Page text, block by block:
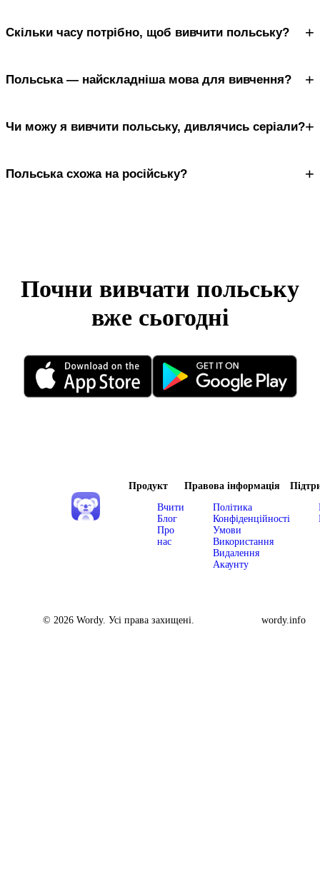
Скільки часу потрібно, щоб вивчити польську? +
Польська — найскладніша мова для вивчення? +
Чи можу я вивчити польську, дивлячись серіали?+
Польська схожа на російську? +
Почни вивчати польську
вже сьогодні
Продукт
Вчити
Блог
Про
нас
Правова інформація
Політика
Конфіденційності
Умови
Використання
Видалення
Акаунту
© 2026 Wordy. Усі права захищені. wordy.info